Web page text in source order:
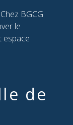
BGCG
le
espace
de